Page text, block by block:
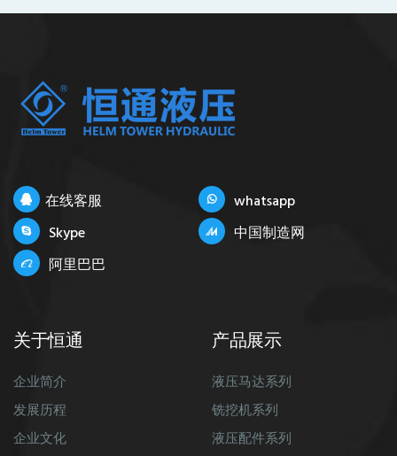
在线客服
whatsapp
Skype
中国制造网
阿里巴巴
关于恒通
企业简介
发展历程
企业文化
产品展示
液压马达系列
铣挖机系列
液压配件系列